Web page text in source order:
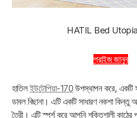
HATIL Bed
প্রাইজ জানুন
হাতিলইউটোপিয়া-170উপস্থাপন করে, একটি
ডাবল বিছানা। এটি একটি সাধারণ নকশা কিন্তু
তৈরী। এটি স্পর্শ করে আপনি শক্তিশালী